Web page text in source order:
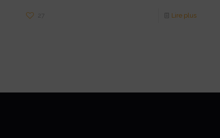
27 Lire plus